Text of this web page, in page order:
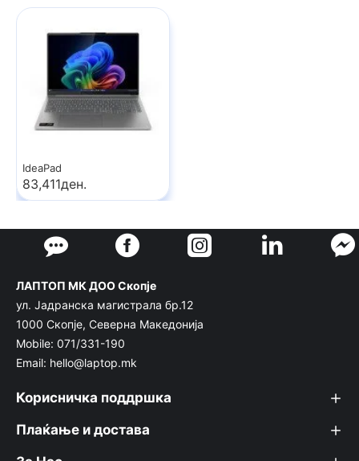
IdeaPad
83,411ден.
ЛАПТОП МК ДОО Скопје
ул. Јадранска магистрала бр.12
1000 Скопје, Северна Македонија
Mobile: 071/331-190
Email: hello@laptop.mk
Корисничка поддршка
Плаќање и достава